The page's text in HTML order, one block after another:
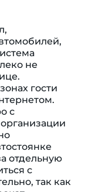
не
гости
с
отдельную
с
так как